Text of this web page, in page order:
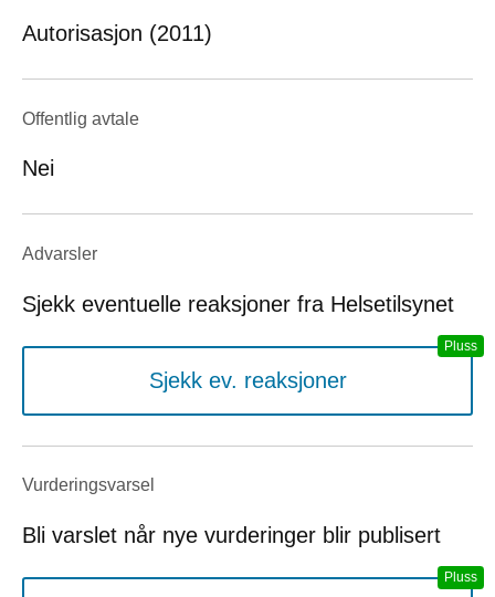
Autorisasjon (2011)
Offentlig avtale
Nei
Advarsler
Sjekk eventuelle reaksjoner fra Helsetilsynet
Sjekk ev. reaksjoner
Vurderings­varsel
Bli varslet når nye vurderinger blir publisert